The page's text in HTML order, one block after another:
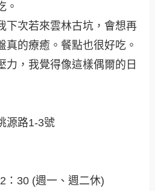
。
下次若來雲林古坑，會想再
真的療癒。餐點也很好吃。
力，我覺得像這樣偶爾的日
源路1-3號
：30 (週一、週二休)